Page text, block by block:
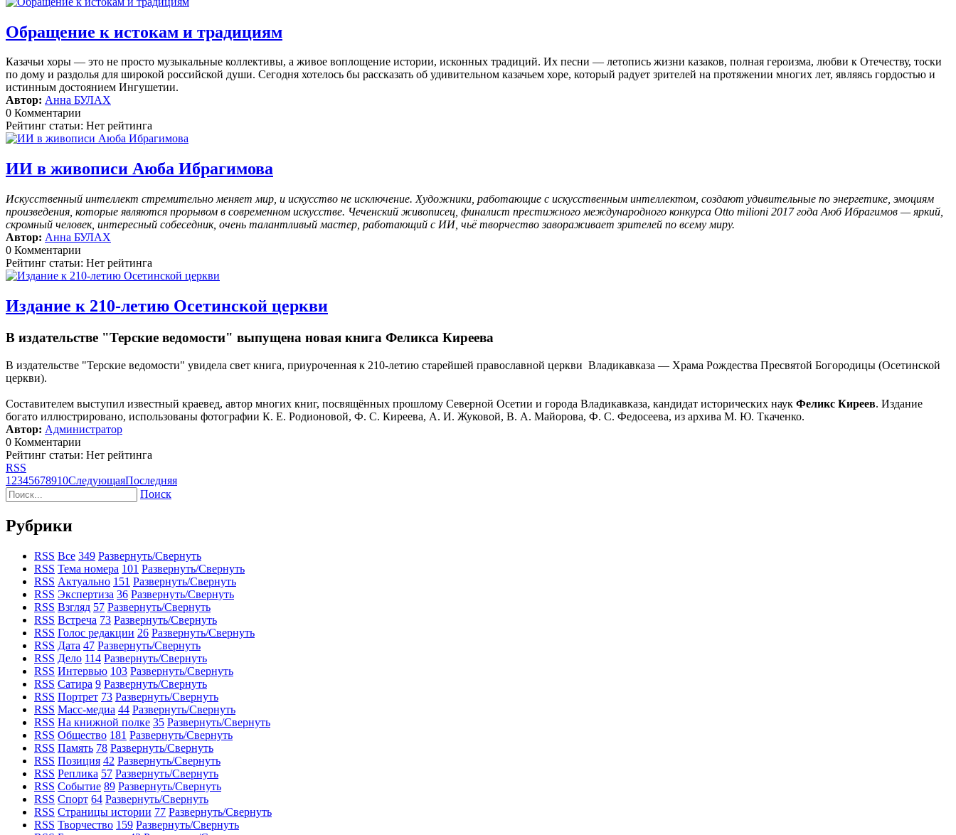
Обращение к истокам и традициям
Казачьи хоры — это не просто музыкальные коллективы, а живое воплощение истории, исконных традиций. Их песни — летопись жизни казаков, полная героизма, любви к Отечеству, тоски
по дому и раздолья для широкой российской души. Сегодня хотелось бы рассказать об удивительном казачьем хоре, который радует зрителей на протяжении многих лет, являясь гордостью и
истинным достоянием Ингушетии.
Автор: Анна БУЛАХ
0 Комментарии
Рейтинг статьи: Нет рейтинга
ИИ в живописи Аюба Ибрагимова
Искусственный интеллект стремительно меняет мир, и искусство не исключение. Художники, работающие с искусственным интеллектом, создают удивительные по энергетике, эмоциям
произведения, которые являются прорывом в современном искусстве. Чеченский живописец, финалист престижного международного конкурса Otto milioni 2017 года Аюб Ибрагимов — яркий,
скромный человек, интересный собеседник, очень талантливый мастер, работающий с ИИ, чьё творчество завораживает зрителей по всему миру.
Автор: Анна БУЛАХ
0 Комментарии
Рейтинг статьи: Нет рейтинга
Издание к 210-летию Осетинской церкви
В издательстве "Терские ведомости" выпущена новая книга Феликса Киреева
В издательстве "Терские ведомости" увидела свет книга, приуроченная к 210-летию старейшей православной церкви Владикавказа — Храма Рождества Пресвятой Богородицы (Осетинской
церкви).
Составителем выступил известный краевед, автор многих книг, посвящённых прошлому Северной Осетии и города Владикавказа, кандидат исторических наук Феликс Киреев. Издание
богато иллюстрировано, использованы фотографии К. Е. Родионовой, Ф. С. Киреева, А. И. Жуковой, В. А. Майорова, Ф. С. Федосеева, из архива М. Ю. Ткаченко.
Автор: Администратор
0 Комментарии
Рейтинг статьи: Нет рейтинга
RSS
1 2345678910СледующаяПоследняя
Поиск
Рубрики
RSS Все 349 Развернуть/Свернуть
RSS Тема номера 101 Развернуть/Свернуть
RSS Актуально 151 Развернуть/Свернуть
RSS Экспертиза 36 Развернуть/Свернуть
RSS Взгляд 57 Развернуть/Свернуть
RSS Встреча 73 Развернуть/Свернуть
RSS Голос редакции 26 Развернуть/Свернуть
RSS Дата 47 Развернуть/Свернуть
RSS Дело 114 Развернуть/Свернуть
RSS Интервью 103 Развернуть/Свернуть
RSS Сатира 9 Развернуть/Свернуть
RSS Портрет 73 Развернуть/Свернуть
RSS Масс-медиа 44 Развернуть/Свернуть
RSS На книжной полке 35 Развернуть/Свернуть
RSS Общество 181 Развернуть/Свернуть
RSS Память 78 Развернуть/Свернуть
RSS Позиция 42 Развернуть/Свернуть
RSS Реплика 57 Развернуть/Свернуть
RSS Событие 89 Развернуть/Свернуть
RSS Спорт 64 Развернуть/Свернуть
RSS Страницы истории 77 Развернуть/Свернуть
RSS Творчество 159 Развернуть/Свернуть